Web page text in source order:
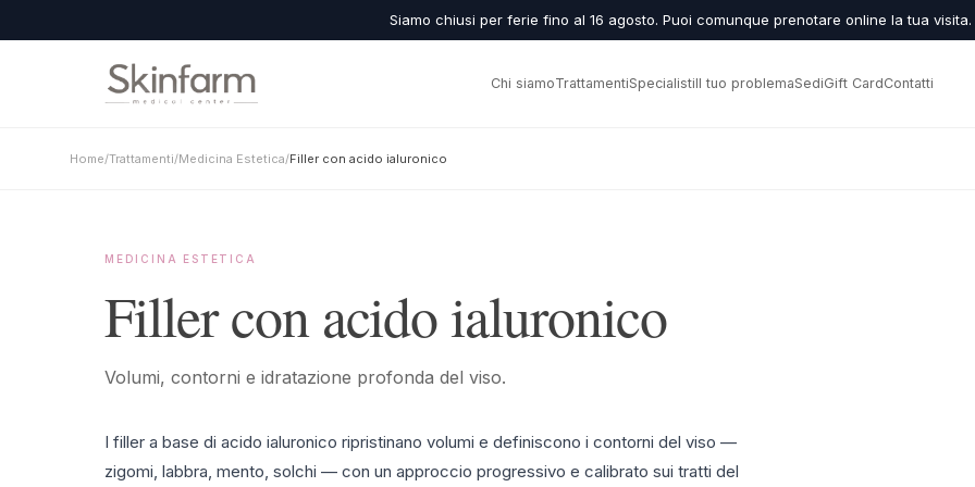
Siamo chiusi per ferie fino al 16 agosto. Puoi comunque prenotare online la tua visita.
Chi siamoTrattamentiSpecialistiIl tuo problemaSediGift CardContatti
Home/Trattamenti/Medicina Estetica/Filler con acido ialuronico
MEDICINA ESTETICA
Filler con acido ialuronico
Volumi, contorni e idratazione profonda del viso.
I filler a base di acido ialuronico ripristinano volumi e definiscono i contorni del viso —
zigomi, labbra, mento, solchi — con un approccio progressivo e calibrato sui tratti del